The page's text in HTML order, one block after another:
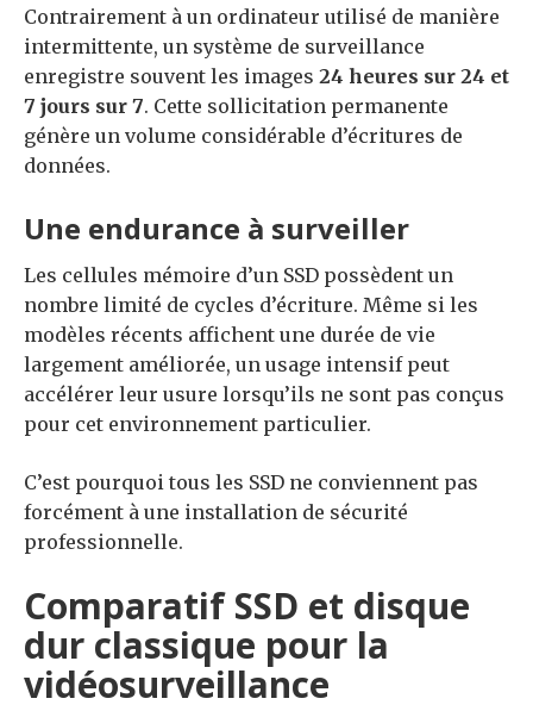
Contrairement à un ordinateur utilisé de manière
intermittente, un système de surveillance
enregistre souvent les images 24 heures sur 24 et
7 jours sur 7. Cette sollicitation permanente
génère un volume considérable d’écritures de
données.
Une endurance à surveiller
Les cellules mémoire d’un SSD possèdent un
nombre limité de cycles d’écriture. Même si les
modèles récents affichent une durée de vie
largement améliorée, un usage intensif peut
accélérer leur usure lorsqu’ils ne sont pas conçus
pour cet environnement particulier.
C’est pourquoi tous les SSD ne conviennent pas
forcément à une installation de sécurité
professionnelle.
Comparatif SSD et disque
dur classique pour la
vidéosurveillance